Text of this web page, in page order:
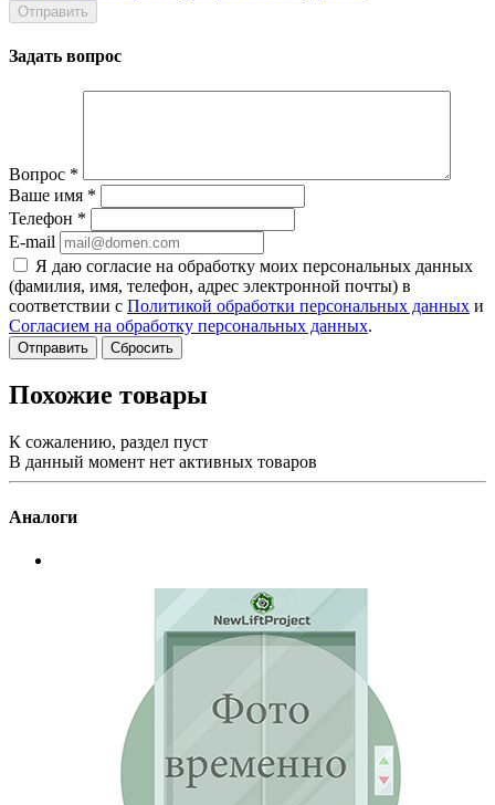
Задать вопрос
Вопрос *
Ваше имя *
Телефон *
E-mail
Я даю согласие на обработку моих персональных данных
(фамилия, имя, телефон, адрес электронной почты) в
соответствии с Политикой обработки персональных данных и
Согласием на обработку персональных данных.
Сбросить
Похожие товары
К сожалению, раздел пуст
В данный момент нет активных товаров
Аналоги